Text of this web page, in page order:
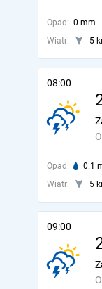
Opad: 0 mm
Wiatr:
5
08:00
Opad: 0.1
Wiatr:
5
09:00